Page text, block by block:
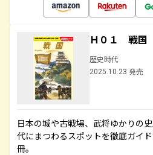
Ｈ０１ 戦国
歴史時代
2025.10.23 発売
日本の城や古戦場、武将ゆかりの
代にまつわるスポットを徹底ガイ
冊。